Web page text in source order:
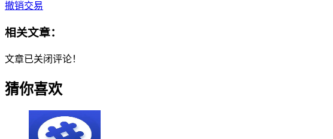
撤销交易
相关文章：
文章已关闭评论！
猜你喜欢